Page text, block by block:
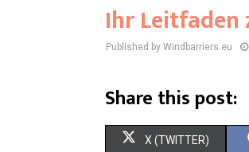
Ihr Leitfaden
Published by Windbarriers.eu
Share this post:
S
X (TWITTER)